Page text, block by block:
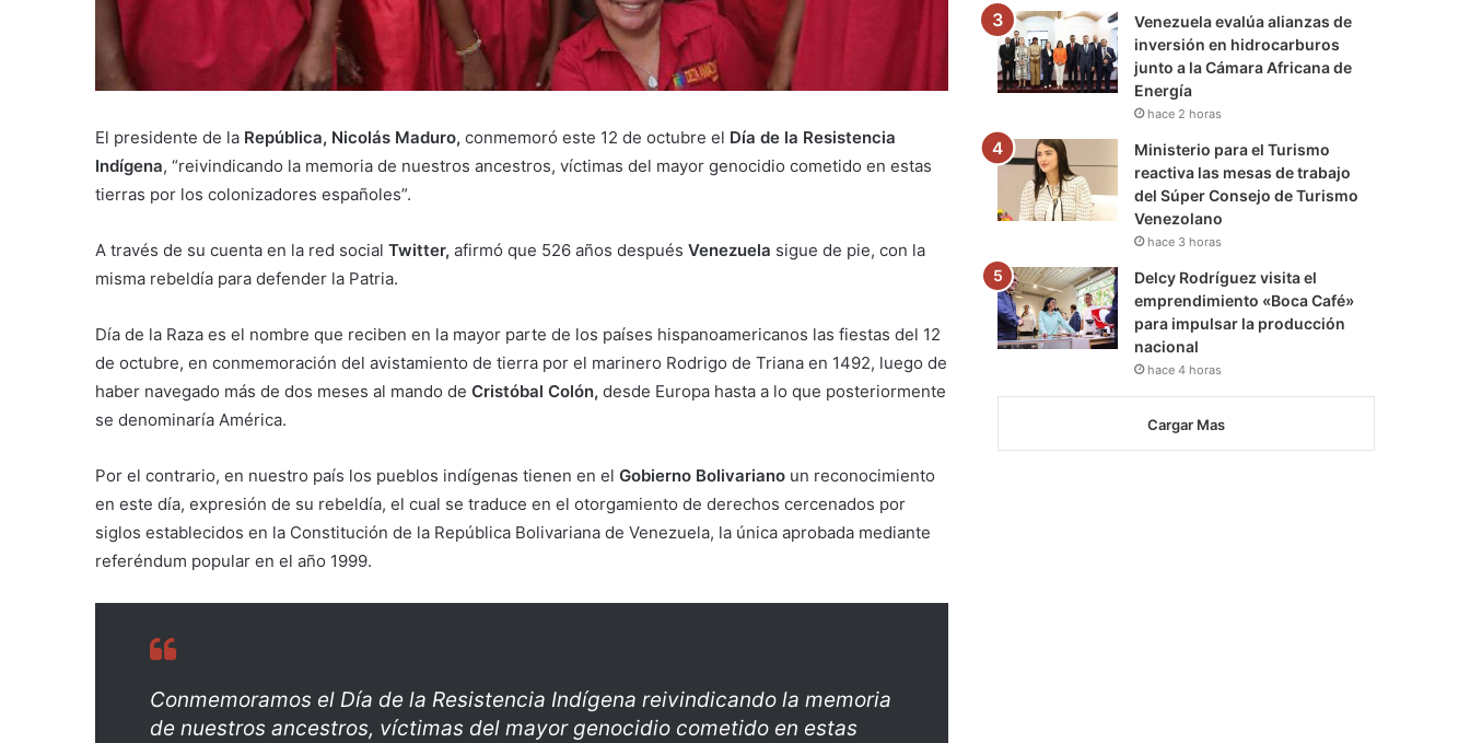
El presidente de la República, Nicolás Maduro, conmemoró este 12 de octubre el Día de la Resistencia
Indígena, “reivindicando la memoria de nuestros ancestros, víctimas del mayor genocidio cometido en estas
tierras por los colonizadores españoles”.
A través de su cuenta en la red social Twitter, afirmó que 526 años después Venezuela sigue de pie, con la
misma rebeldía para defender la Patria.
Día de la Raza es el nombre que reciben en la mayor parte de los países hispanoamericanos las fiestas del 12
de octubre, en conmemoración del avistamiento de tierra por el marinero Rodrigo de Triana en 1492, luego de
haber navegado más de dos meses al mando de Cristóbal Colón, desde Europa hasta a lo que posteriormente
se denominaría América.
Por el contrario, en nuestro país los pueblos indígenas tienen en el Gobierno Bolivariano un reconocimiento
en este día, expresión de su rebeldía, el cual se traduce en el otorgamiento de derechos cercenados por
siglos establecidos en la Constitución de la República Bolivariana de Venezuela, la única aprobada mediante
referéndum popular en el año 1999.
Conmemoramos el Día de la Resistencia Indígena reivindicando la memoria
de nuestros ancestros, víctimas del mayor genocidio cometido en estas
Venezuela evalúa alianzas de
inversión en hidrocarburos
junto a la Cámara Africana de
Energía
hace 2 horas
Ministerio para el Turismo
reactiva las mesas de trabajo
del Súper Consejo de Turismo
Venezolano
hace 3 horas
Delcy Rodríguez visita el
emprendimiento «Boca Café»
para impulsar la producción
nacional
hace 4 horas
Cargar Mas